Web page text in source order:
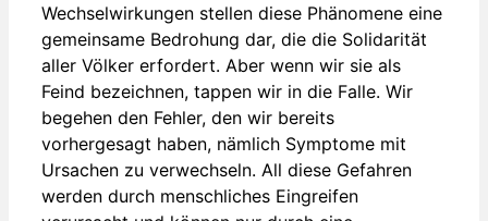
Wechselwirkungen stellen diese Phänomene eine
gemeinsame Bedrohung dar, die die Solidarität
aller Völker erfordert. Aber wenn wir sie als
Feind bezeichnen, tappen wir in die Falle. Wir
begehen den Fehler, den wir bereits
vorhergesagt haben, nämlich Symptome mit
Ursachen zu verwechseln. All diese Gefahren
werden durch menschliches Eingreifen